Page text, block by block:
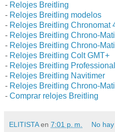
- Relojes Breitling
- Relojes Breitling modelos
- Relojes Breitling Chronomat
- Relojes Breitling Chrono-
- Relojes Breitling Chrono-
- Relojes Breitling Colt GMT+
- Relojes Breitling
- Relojes Breitling Navitimer
- Relojes Breitling Chrono-
- Comprar relojes Breitling
ELITISTA en 7:01 p. m. No